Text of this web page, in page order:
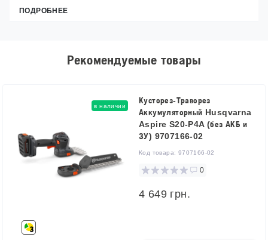
ПОДРОБНЕЕ
Рекомендуемые товары
в наличии
Кусторез-Траворез
Аккумуляторный Husqvarna
Aspire S20-P4A (без АКБ и
ЗУ) 9707166-02
Код товара: 9707166-02
0
4 649 грн.